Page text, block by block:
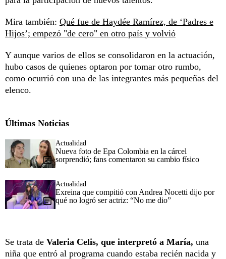
Mira también: Qué fue de Haydée Ramírez, de ‘Padres e
Hijos’; empezó "de cero" en otro país y volvió
Y aunque varios de ellos se consolidaron en la actuación,
hubo casos de quienes optaron por tomar otro rumbo,
como ocurrió con una de las integrantes más pequeñas del
elenco.
Últimas Noticias
Actualidad
Nueva foto de Epa Colombia en la cárcel
sorprendió; fans comentaron su cambio físico
Actualidad
Exreina que compitió con Andrea Nocetti dijo por
qué no logró ser actriz: “No me dio”
Se trata de Valeria Celis, que interpretó a María, una
niña que entró al programa cuando estaba recién nacida y